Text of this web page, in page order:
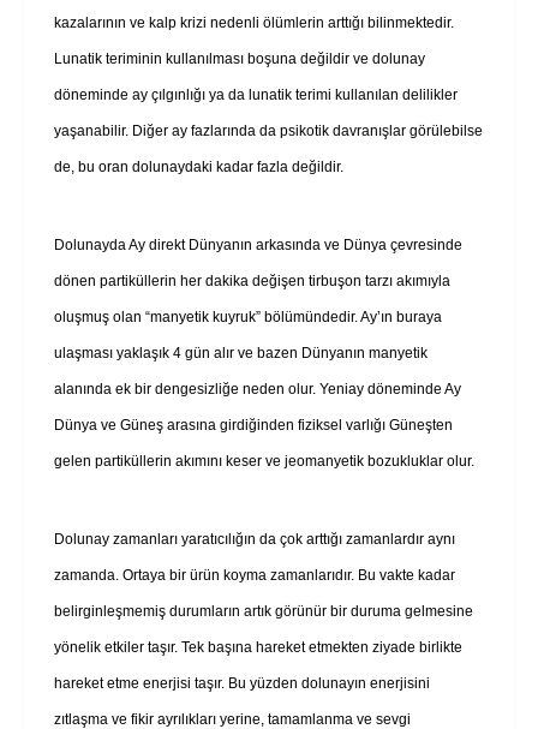
kazalarının ve kalp krizi nedenli ölümlerin arttığı bilinmektedir.
Lunatik teriminin kullanılması boşuna değildir ve dolunay
döneminde ay çılgınlığı ya da lunatik terimi kullanılan delilikler
yaşanabilir. Diğer ay fazlarında da psikotik davranışlar görülebilse
de, bu oran dolunaydaki kadar fazla değildir.
Dolunayda Ay direkt Dünyanın arkasında ve Dünya çevresinde
dönen partiküllerin her dakika değişen tirbuşon tarzı akımıyla
oluşmuş olan “manyetik kuyruk” bölümündedir. Ay’ın buraya
ulaşması yaklaşık 4 gün alır ve bazen Dünyanın manyetik
alanında ek bir dengesizliğe neden olur. Yeniay döneminde Ay
Dünya ve Güneş arasına girdiğinden fiziksel varlığı Güneşten
gelen partiküllerin akımını keser ve jeomanyetik bozukluklar olur.
Dolunay zamanları yaratıcılığın da çok arttığı zamanlardır aynı
zamanda. Ortaya bir ürün koyma zamanlarıdır. Bu vakte kadar
belirginleşmemiş durumların artık görünür bir duruma gelmesine
yönelik etkiler taşır. Tek başına hareket etmekten ziyade birlikte
hareket etme enerjisi taşır. Bu yüzden dolunayın enerjisini
zıtlaşma ve fikir ayrılıkları yerine, tamamlanma ve sevgi